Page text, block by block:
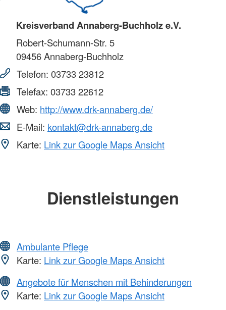
Kreisverband Annaberg-Buchholz e.V.
Robert-Schumann-Str. 5
09456Annaberg-Buchholz
Telefon: 03733 23812
Telefax: 03733 22612
Web: http://www.drk-annaberg.de/
E-Mail: kontakt@drk-annaberg.de
Karte: Link zur Google Maps Ansicht
Dienstleistungen
Ambulante Pflege
Karte: Link zur Google Maps Ansicht
Angebote für Menschen mit Behinderungen
Karte: Link zur Google Maps Ansicht